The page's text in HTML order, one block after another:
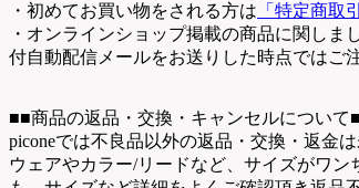
・初めてお買い物をされる方は 「特定商取
・オンラインショップ掲載の商品に関し
付自動配信メールをお送りした時点ではご
■■商品の返品・交換・キャンセルについて
piconeでは不良品以外の返品・交換・返金
ウェアやカラー/リードなど、サイズがワ